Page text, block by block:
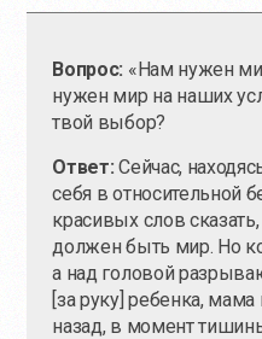
Вопрос: «Нам нужен
нужен мир на наших
твой выбор?
Ответ: Сейчас,
себя в относительной
красивых слов
должен быть мир. Но
а над головой
[за руку] ребенка,
назад, в момент